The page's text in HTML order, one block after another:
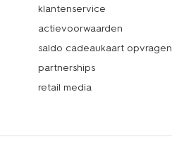
klantenservice
actievoorwaarden
saldo cadeaukaart opvragen
partnerships
retail media